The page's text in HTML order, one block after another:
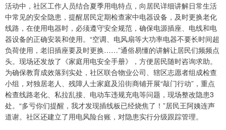
活动中，社区工作人员结合夏季用电特点，向居民详细讲解日常生活
中常见的安全隐患，提醒居民定期检查家中电器设备，及时更换老化
线路，在使用电器时，必须遵守安全规范，确保电源插座、电线和电
器设备的正确安装和使用。“空调、电风扇等大功率电器不要长时间超
负荷使用，老旧插座要及时更换……”通俗易懂的讲解让居民们频频点
头。现场还发放了《家庭用电安全手册》，方便居民随时咨询求助。
为确保教育成效落到实处，社区联合物业公司、辖区志愿者组成检查
小组，对独居老人、残障人士家庭及沿街商铺开展“敲门行动”，重点
检查线路老化、私拉乱接、电动车违规充电等问题，现场整改隐患3
处。“多亏你们提醒，我才发现插线板已经烧焦了！”居民王阿姨连声
道谢。社区还建立了用电风险台账，对隐患实行分级跟踪管理。